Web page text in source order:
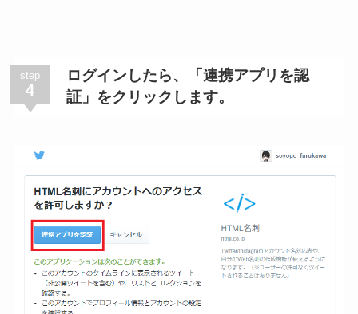
step
4
ログインしたら、「連携アプリを認
証」をクリックします。